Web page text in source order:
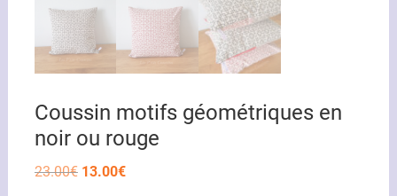
Coussin motifs géométriques en
noir ou rouge
23.00€ Le
13.00€Le